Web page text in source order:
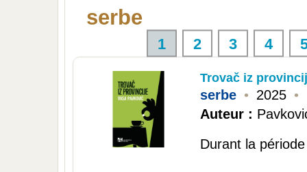
serbe
1 2 3 4
Trovač iz
serbe • 2025 •
Auteur :
Durant la